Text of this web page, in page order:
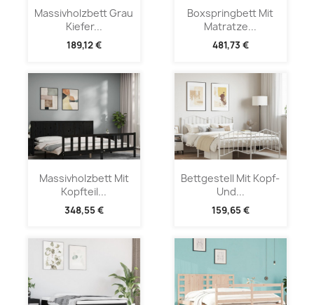
Massivholzbett Grau
Kiefer...
189,12 €
Boxspringbett Mit
Matratze...
481,73 €
Massivholzbett Mit
Kopfteil...
348,55 €
Bettgestell Mit Kopf-
Und...
159,65 €